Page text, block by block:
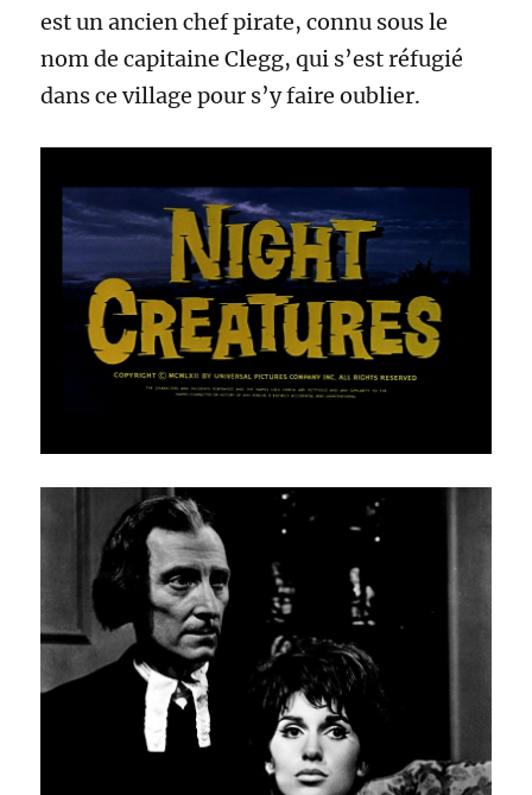
est un ancien chef pirate, connu sous le
nom de capitaine Clegg, qui s’est réfugié
dans ce village pour s’y faire oublier.